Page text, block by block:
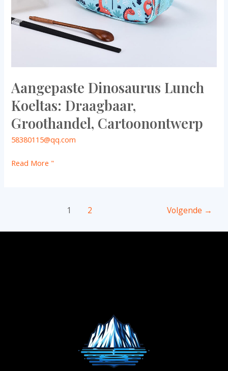
Aangepaste Dinosaurus Lunch
Koeltas: Draagbaar,
Groothandel, Cartoonontwerp
58380115@qq.com
Read More "
1 2 Volgende →